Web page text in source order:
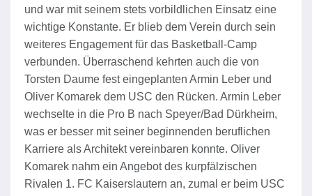
und war mit seinem stets vorbildlichen Einsatz eine
wichtige Konstante. Er blieb dem Verein durch sein
weiteres Engagement für das Basketball-Camp
verbunden. Überraschend kehrten auch die von
Torsten Daume fest eingeplanten Armin Leber und
Oliver Komarek dem USC den Rücken. Armin Leber
wechselte in die Pro B nach Speyer/Bad Dürkheim,
was er besser mit seiner beginnenden beruflichen
Karriere als Architekt vereinbaren konnte. Oliver
Komarek nahm ein Angebot des kurpfälzischen
Rivalen 1. FC Kaiserslautern an, zumal er beim USC